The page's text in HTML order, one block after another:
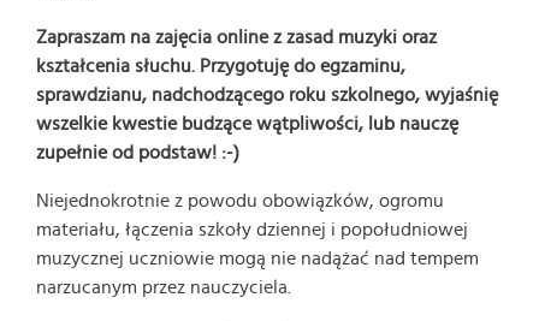
Zapraszam na zajęcia online z zasad muzyki oraz
kształcenia słuchu. Przygotuję do egzaminu,
sprawdzianu, nadchodzącego roku szkolnego, wyjaśnię
wszelkie kwestie budzące wątpliwości, lub nauczę
zupełnie od podstaw! :-)
Niejednokrotnie z powodu obowiązków, ogromu
materiału, łączenia szkoły dziennej i popołudniowej
muzycznej uczniowie mogą nie nadążać nad tempem
narzucanym przez nauczyciela.